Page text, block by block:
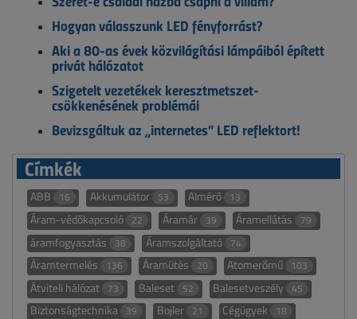
Hogyan válasszunk LED fényforrást?
Aki a 80-as évek közvilágítási lámpáiból épített
privát hálózatot
Szigetelt vezetékek keresztmetszet-
csökkenésének problémái
Bevizsgáltuk az „internetes” LED reflektort!
Címkék
ABB 16 Akkumulátor 53 Almérő 13
Áram-védőkapcsoló 22 Áramár 39 Áramellátás 79
áramfogyasztás 38 Áramszolgáltató 74
Áramtermelés 136 Áramütés 20 Atomerőmű 103
Átviteli hálózat 73 Baleset 52 Balesetveszély 45
Biztonságtechnika 39 Bojler 21 Cégügyek 18